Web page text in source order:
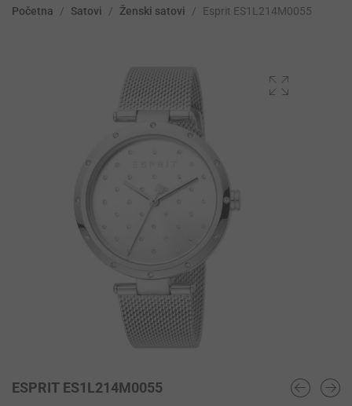
Početna / Satovi / Ženski satovi / Esprit ES1L214M0055
ESPRIT ES1L214M0055